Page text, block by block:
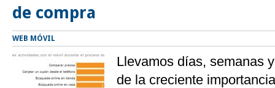
de compra
WEB MÓVIL
Llevamos días, semanas
de la creciente